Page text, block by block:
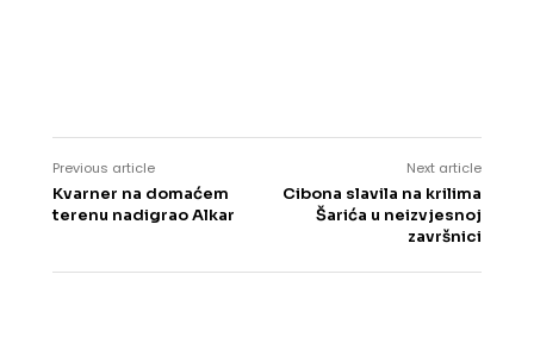
Previous article
Kvarner na domaćem
terenu nadigrao Alkar
Next article
Cibona slavila na krilima
Šarića u neizvjesnoj
završnici